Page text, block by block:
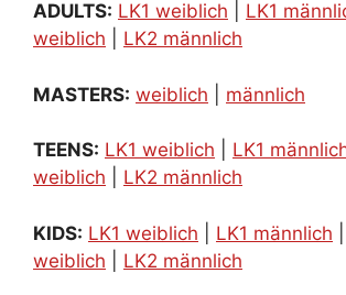
ADULTS: LK1 weiblich LK1
weiblich
LK2 männlich
MASTERS: weiblich männlich
TEENS: LK1 weiblich LK1
weiblich
LK2 männlich
KIDS: LK1 weiblich LK1 männlich
weiblich
LK2 männlich